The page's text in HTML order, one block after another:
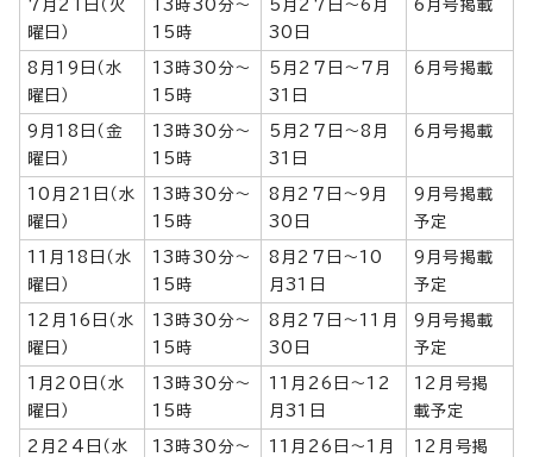
7月21日（火
曜日）
13時30分～
15時
5月27日～6月
30日
6月号掲載
8月19日（水
曜日）
13時30分～
15時
5月27日～7月
31日
6月号掲載
9月18日（金
曜日）
13時30分～
15時
5月27日～8月
31日
6月号掲載
10月21日（水
曜日）
13時30分～
15時
8月27日～9月
30日
9月号掲載
予定
11月18日（水
曜日）
13時30分～
15時
8月27日～10
月31日
9月号掲載
予定
12月16日（水
曜日）
13時30分～
15時
8月27日～11月
30日
9月号掲載
予定
1月20日（水
曜日）
13時30分～
15時
11月26日～12
月31日
12月号掲
載予定
2月24日（水
13時30分～
11月26日～1月
12月号掲